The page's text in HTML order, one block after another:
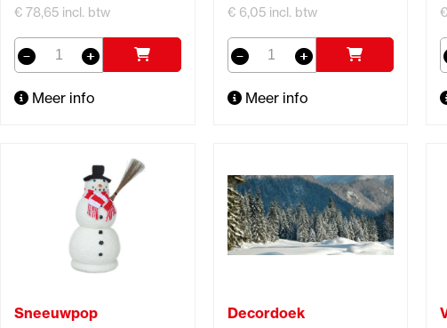
€ 78,65 incl. btw
Meer info
€ 6,05 incl. btw
Meer info
Sneeuwpop
Decordoek